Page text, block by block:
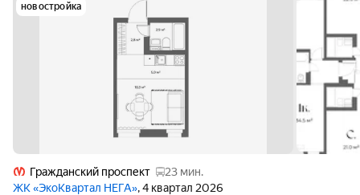
новостройка
Гражданский проспект
23 мин.
ЖК «ЭкоКвартал НЕГА», 4 квартал 2026